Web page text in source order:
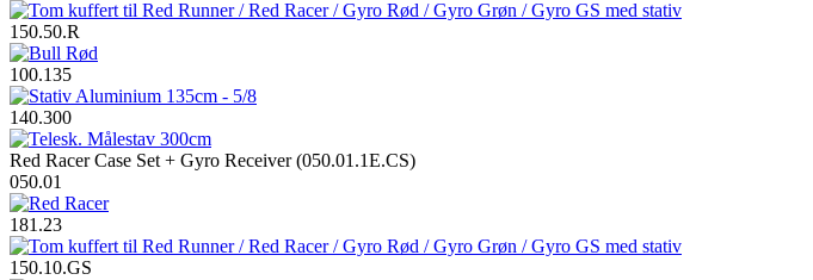
150.50.R
100.135
140.300
Red Racer Case Set + Gyro Receiver (050.01.1E.CS)
050.01
181.23
150.10.GS